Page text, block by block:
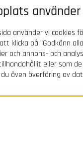
använder vi
klicka på ”Godkänn
och annons- och
eller som
även överföring av